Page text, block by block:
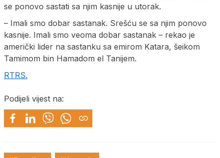
se ponovo sastati sa njim kasnije u utorak.
– Imali smo dobar sastanak. Srešću se sa njim ponovo
kasnije. Imali smo veoma dobar sastanak – rekao je
američki lider na sastanku sa emirom Katara, šeikom
Tamimom bin Hamadom el Tanijem.
RTRS.
Podijeli vijest na: